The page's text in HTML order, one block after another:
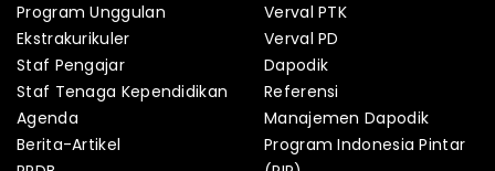
Program Unggulan
Ekstrakurikuler
Staf Pengajar
Staf Tenaga Kependidikan
Agenda
Berita-Artikel
Verval PTK
Verval PD
Dapodik
Referensi
Manajemen Dapodik
Program Indonesia Pintar